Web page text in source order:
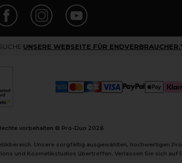
UNSERE WEBSEITE FÜR
vorbehalten © Pro-Duo 2026
Unsere sorgfältig ausgewählten, hochwertigen
und Kosmetikstudios übertreffen. Verlassen Sie sich